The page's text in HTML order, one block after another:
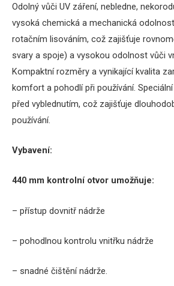
Odolný vůči UV záření, nebledne,
vysoká chemická a mechanická
rotačním lisováním, což zajišťuje
svary a spoje) a vysokou odolnost vůči
Kompaktní rozměry a vynikající kvalita
komfort a pohodlí při používání.
před vyblednutím, což zajišťuje
používání.
Vybavení:
440 mm kontrolní otvor umožňuje:
– přístup dovnitř nádrže
– pohodlnou kontrolu vnitřku nádrže
– snadné čištění nádrže.